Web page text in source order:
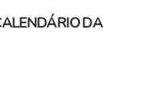
DA